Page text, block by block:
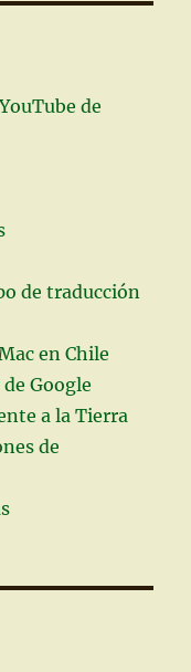
de
de traducción
en Chile
Google
a la Tierra
de